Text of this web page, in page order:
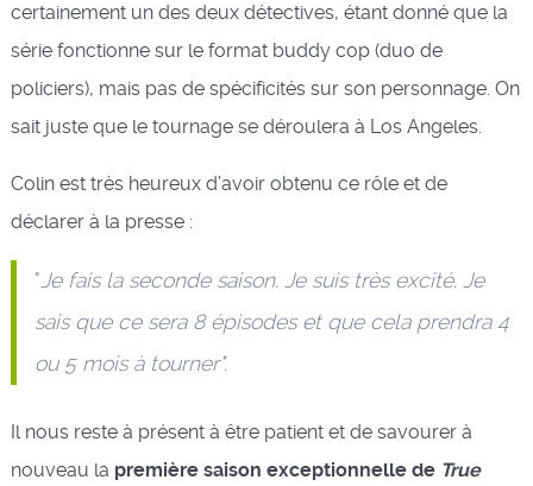
certainement un des deux détectives, étant donné que la
série fonctionne sur le format buddy cop (duo de
policiers), mais pas de spécificités sur son personnage. On
sait juste que le tournage se déroulera à Los Angeles.
Colin est très heureux d’avoir obtenu ce rôle et de
déclarer à la presse :
"Je fais la seconde saison. Je suis très excité. Je
sais que ce sera 8 épisodes et que cela prendra 4
ou 5 mois à tourner".
Il nous reste à présent à être patient et de savourer à
nouveau la première saison exceptionnelle de True